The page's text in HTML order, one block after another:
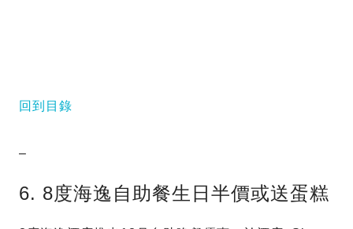
回到目錄
–
6. 8度海逸自助餐生日半價或送蛋糕